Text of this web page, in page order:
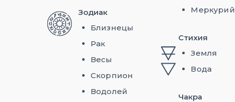
Зодиак
Близнецы
Рак
Весы
Скорпион
Водолей
Меркурий
Стихия
Земля
Вода
Чакра